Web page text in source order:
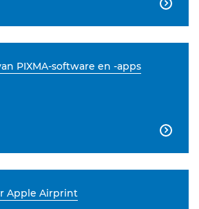

PIXMA-software en -apps

Apple Airprint